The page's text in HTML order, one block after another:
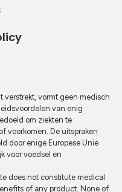
verstrekt, vormt geen medisch
van enig
om ziekten te
voorkomen. De uitspraken
door enige Europese Unie
voor voedsel en
does not constitute medical
of any product. None of